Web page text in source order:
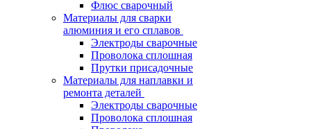
Флюс сварочный
Материалы для сварки
алюминия и его сплавов
Электроды сварочные
Проволока сплошная
Прутки присадочные
Материалы для наплавки и
ремонта деталей
Электроды сварочные
Проволока сплошная